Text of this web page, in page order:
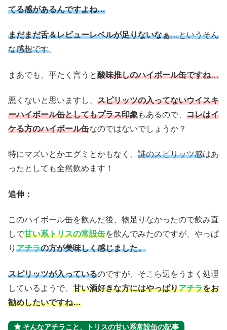
てる感があるんですよね…
まだまだ舌＆レビューレベルが足りないなぁ…というそん
な感想です。
まあでも、平たく言うと酸味推しのハイボール缶ですね…
悪くないと思いますし、 スピリッツの入ってないウイスキ
ーハイボール缶としてもプラス印象もあるので、 コレはイ
ケる方のハイボール缶なのではないでしょうか？
特にマズいとかエグミとかもなく、 謎のスピリッツ感はあ
ったとしても全然飲めます！
追伸：
このハイボール缶を飲んだ後、物足りなかったので飲み直
しで甘い系トリスの常設缶を飲んでみたのですが、やっぱ
り アチラの方が美味しく感じました。
スピリッツが入っているのですが、そこら辺をうまく処理
しているようで、 甘い酒好きな方にはやっぱりアチラをお
勧めしたいですね…
そんなアチラこと、トリスの甘い系常設缶の記事